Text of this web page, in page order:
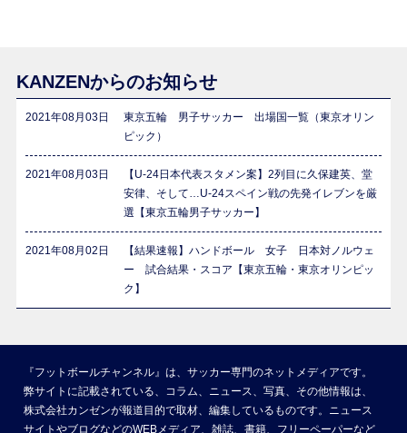
KANZENからのお知らせ
2021年08月03日
東京五輪 男子サッカー 出場国一覧（東京オリン
ピック）
2021年08月03日
【U-24日本代表スタメン案】2列目に久保建英、堂
安律、そして…U-24スペイン戦の先発イレブンを厳
選【東京五輪男子サッカー】
2021年08月02日
【結果速報】ハンドボール 女子 日本対ノルウェ
ー 試合結果・スコア【東京五輪・東京オリンピッ
ク】
『フットボールチャンネル』は、サッカー専門のネットメディアです。
弊サイトに記載されている、コラム、ニュース、写真、その他情報は、
株式会社カンゼンが報道目的で取材、編集しているものです。ニュース
サイトやブログなどのWEBメディア、雑誌、書籍、フリーペーパーなど